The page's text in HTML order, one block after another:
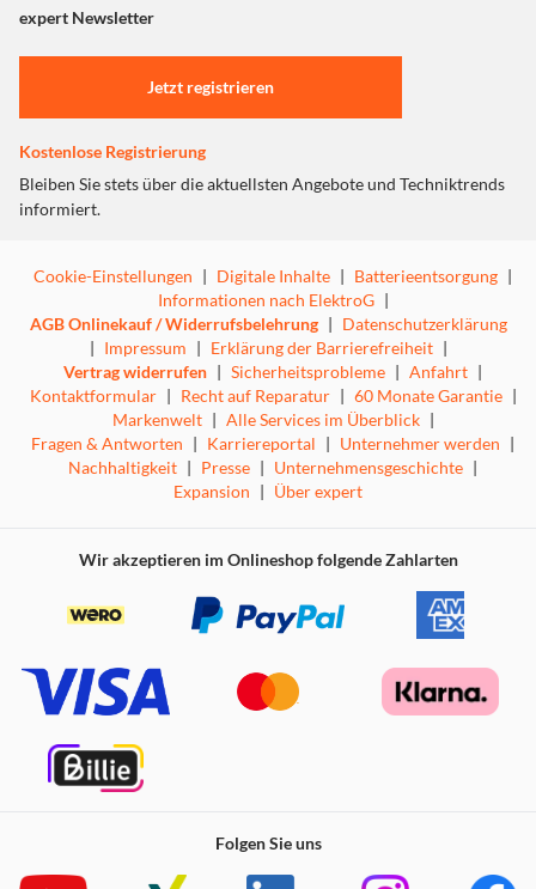
"Marketing".
Einstellungen anpassen
expert Newsletter
Jetzt registrieren
Kostenlose Registrierung
Bleiben Sie stets über die aktuellsten Angebote und Techniktrends
informiert.
Cookie-Einstellungen | Digitale Inhalte | Batterieentsorgung |
Informationen nach ElektroG |
AGB Onlinekauf / Widerrufsbelehrung | Datenschutzerklärung
| Impressum | Erklärung der Barrierefreiheit |
Vertrag widerrufen | Sicherheitsprobleme | Anfahrt |
Kontaktformular | Recht auf Reparatur | 60 Monate Garantie |
Markenwelt | Alle Services im Überblick |
Fragen & Antworten | Karriereportal | Unternehmer werden |
Nachhaltigkeit | Presse | Unternehmensgeschichte |
Expansion | Über expert
Wir akzeptieren im Onlineshop folgende Zahlarten
Folgen Sie uns